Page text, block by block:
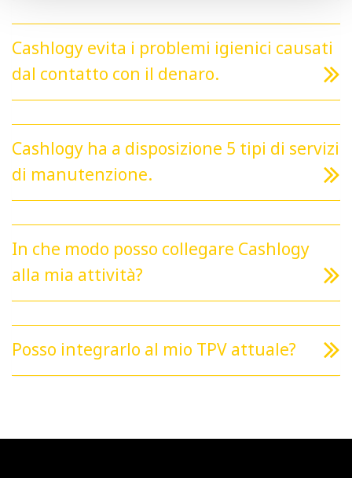
Cashlogy ha a disposizione 5 tipi di servizi
di manutenzione.
In che modo posso collegare Cashlogy
alla mia attività?
Posso integrarlo al mio TPV attuale?
Coffee & Vending Systems Division